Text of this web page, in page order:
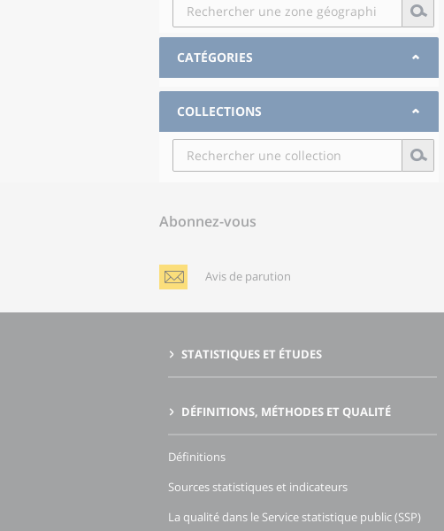
CATÉGORIES
COLLECTIONS
Abonnez-vous
Avis de parution
STATISTIQUES ET ÉTUDES
DÉFINITIONS, MÉTHODES ET QUALITÉ
Définitions
Sources statistiques et indicateurs
La qualité dans le Service statistique public (SSP)